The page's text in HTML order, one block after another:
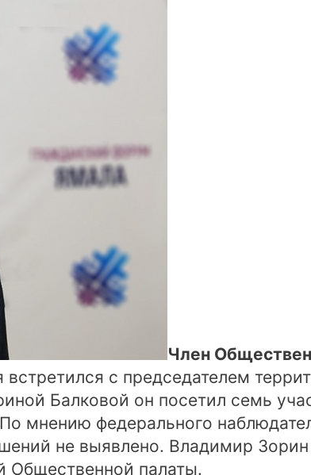
Член
встретился с председателем
Балковой он посетил семь
мнению федерального
не выявлено. Владимир
Общественной палаты.